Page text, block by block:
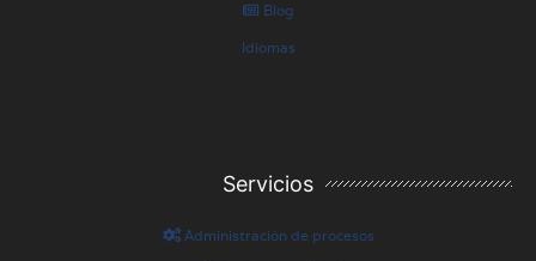
Blog
Idiomas
Servicios
Administración de procesos